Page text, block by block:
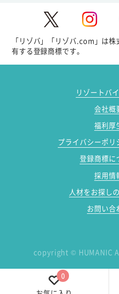
「リゾバ」「リゾバ.com」は
有する登録商標です。
リゾートバ
会社概
福利厚
プライバシーポリ
登録商標に
採用情
人材をお探し
お問い合
copyright © HUMANIC
0